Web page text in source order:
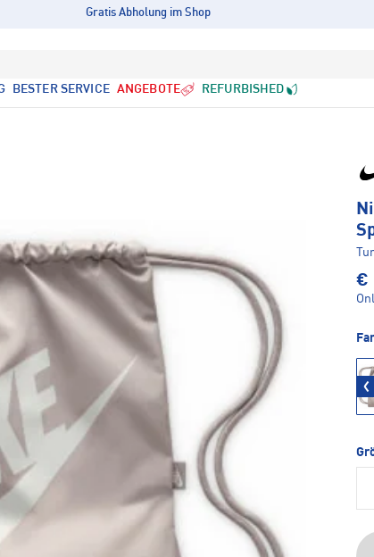
Gratis Abholung im Shop
BESTER SERVICE ANGEBOTE REFURBISHED
€